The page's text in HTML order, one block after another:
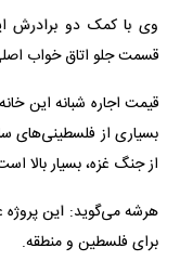
وی با کمک دو برادرش
قسمت جلو اتاق خواب
بسیاری از فلسطینی‌های
از جنگ غزه، بسیار بالا
هرشه می‌گوید: این
برای فلسطین و منطقه.